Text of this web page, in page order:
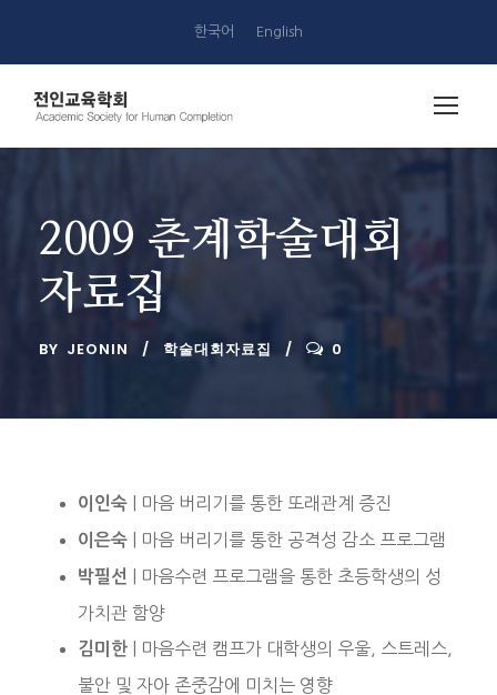
한국어 English
2009 춘계학술대회
자료집
BY JEONIN 학술대회자료집 0
이인숙 | 마음 버리기를 통한 또래관계 증진
이은숙 | 마음 버리기를 통한 공격성 감소 프로그램
박필선 | 마음수련 프로그램을 통한 초등학생의 성
가치관 함양
김미한 | 마음수련 캠프가 대학생의 우울, 스트레스,
불안 및 자아 존중감에 미치는 영향